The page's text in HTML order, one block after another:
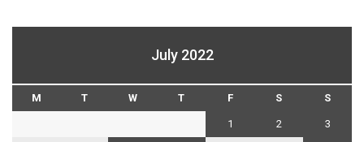
July 2022
M T W T F S S
1 2 3